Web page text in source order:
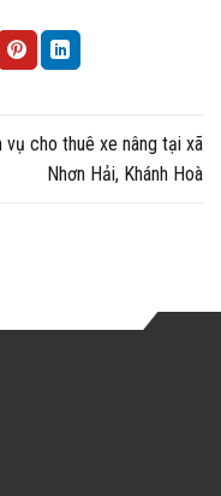
vụ cho thuê xe nâng tại xã
Nhơn Hải, Khánh Hoà